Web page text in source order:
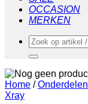
OCCASION
MERKEN
Zoeken
naar:
Home / Onderdelen
Xray